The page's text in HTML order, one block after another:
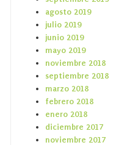
agosto 2019
julio 2019
junio 2019
mayo 2019
noviembre 2018
septiembre 2018
marzo 2018
febrero 2018
enero 2018
diciembre 2017
noviembre 2017